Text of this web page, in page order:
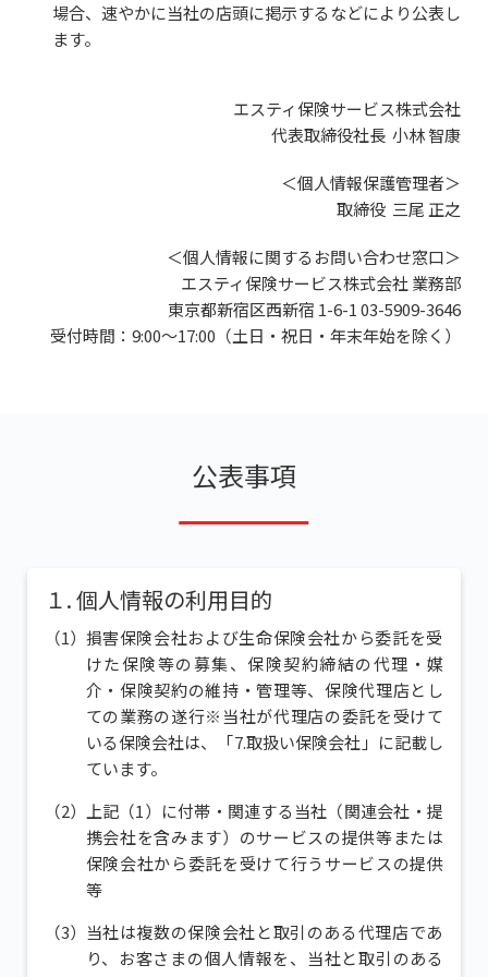
場合、速やかに当社の店頭に掲示するなどにより公表し
ます。
エスティ保険サービス株式会社
代表取締役社長 小林 智康
＜個人情報保護管理者＞
取締役 三尾 正之
＜個人情報に関するお問い合わせ窓口＞
エスティ保険サービス株式会社 業務部
東京都新宿区西新宿 1-6-1 03-5909-3646
受付時間：9:00～17:00（土日・祝日・年末年始を除く）
公表事項
１. 個人情報の利用目的
損害保険会社および生命保険会社から委託を受
けた保険等の募集、保険契約締結の代理・媒
介・保険契約の維持・管理等、保険代理店とし
ての業務の遂行※当社が代理店の委託を受けて
いる保険会社は、「7.取扱い保険会社」に記載し
ています。
上記（1）に付帯・関連する当社（関連会社・提
携会社を含みます）のサービスの提供等または
保険会社から委託を受けて行うサービスの提供
等
当社は複数の保険会社と取引のある代理店であ
り、お客さまの個人情報を、当社と取引のある